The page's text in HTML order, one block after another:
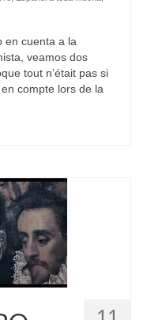
en cuenta a la
veamos dos
tout n’était pas si
compte lors de la